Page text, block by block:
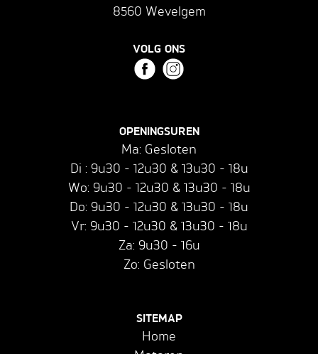
8560 Wevelgem
VOLG ONS
OPENINGSUREN
Ma: Gesloten
Di : 9u30 - 12u30 & 13u30 - 18u
Wo: 9u30 - 12u30 & 13u30 - 18u
Do: 9u30 - 12u30 & 13u30 - 18u
Vr: 9u30 - 12u30 & 13u30 - 18u
Za: 9u30 - 16u
Zo: Gesloten
SITEMAP
Home